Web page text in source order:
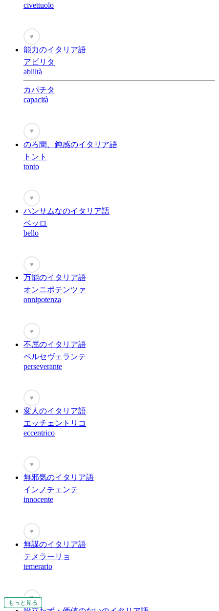
もっと見る
もっと見る
もっと見る
もっと見る
もっと見る
もっと見る
もっと見る
もっと見る
もっと見る
もっと見る
もっと見る
もっと見る
もっと見る
もっと見る
civettuolo
♥
能力のイタリア語
アビリタ
abilità
カパチタ
capacità
♥
のろ間、鈍感のイタリア語
トント
tonto
♥
ハンサムなのイタリア語
ベッロ
bello
♥
万能のイタリア語
オンニポテンツァ
onnipotenza
♥
不屈のイタリア語
ペルセヴェランテ
perseverante
♥
変人のイタリア語
エッチェントリコ
eccentrico
♥
無邪気のイタリア語
インノチェンテ
innocente
♥
無謀のイタリア語
テメラーリョ
temerario
♥
もっと見る